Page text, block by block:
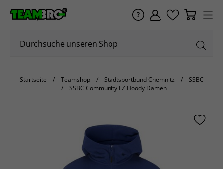
Startseite Teamshop Stadtsportbund Chemnitz
SSBC
SSBC Community FZ Hoody Damen